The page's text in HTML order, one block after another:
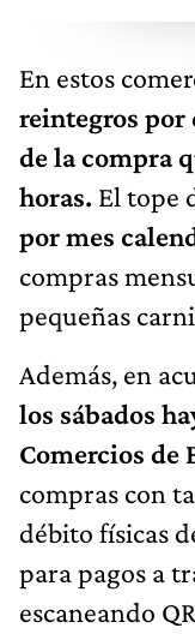
En estos
reintegros por
de la compra
horas. El tope
por mes
compras
pequeñas
Además, en
los sábados
Comercios de
compras con
débito físicas
para pagos a
escaneando